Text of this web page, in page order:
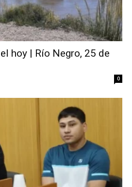
hoy | Río Negro, 25 de
0